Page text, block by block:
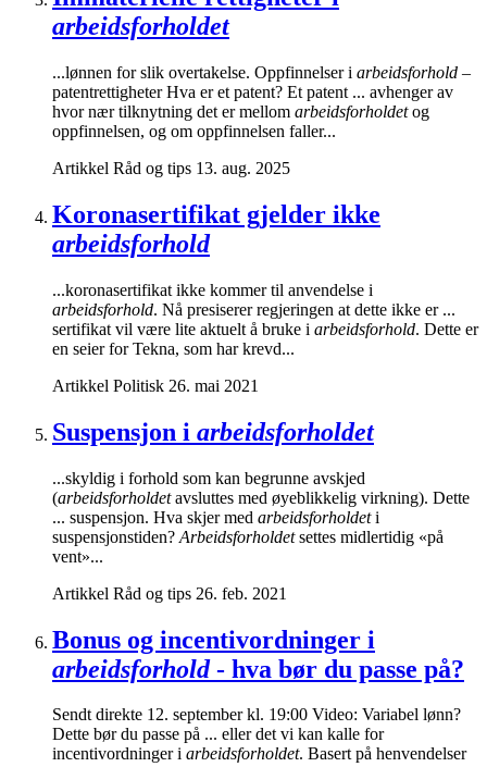
arbeidsforholdet
...lønnen for slik overtakelse. Oppfinnelser i arbeidsforhold –
patentrettigheter Hva er et patent? Et patent ... avhenger av
hvor nær tilknytning det er mellom arbeidsforholdetog
oppfinnelsen, og om oppfinnelsen faller...
Artikkel Råd og tips 13. aug. 2025
Koronasertifikat gjelder ikke
arbeidsforhold
...koronasertifikat ikke kommer til anvendelse i
arbeidsforhold. Nå presiserer regjeringen at dette ikke er ...
sertifikat vil være lite aktuelt å bruke i arbeidsforhold. Dette er
en seier for Tekna, som har krevd...
Artikkel Politisk 26. mai 2021
Suspensjon i arbeidsforholdet
...skyldig i forhold som kan begrunne avskjed
(arbeidsforholdetavsluttes med øyeblikkelig virkning). Dette
... suspensjon. Hva skjer med arbeidsforholdeti
suspensjonstiden? Arbeidsforholdetsettes midlertidig «på
vent»...
Artikkel Råd og tips 26. feb. 2021
Bonus og incentivordninger i
arbeidsforhold- hva bør du passe på?
Sendt direkte 12. september kl. 19:00 Video: Variabel lønn?
Dette bør du passe på ... eller det vi kan kalle for
incentivordninger i arbeidsforholdet. Basert på henvendelser